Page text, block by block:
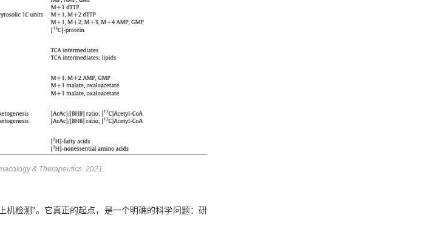
& Therapeutics. 2021.
机检测”。它真正的起点，是一个明确的科学问题：研